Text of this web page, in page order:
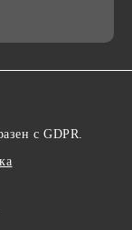
с GDPR.